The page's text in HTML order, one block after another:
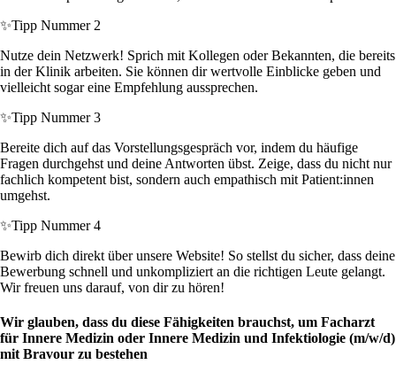
✨Tipp Nummer 2
Nutze dein Netzwerk! Sprich mit Kollegen oder Bekannten, die bereits
in der Klinik arbeiten. Sie können dir wertvolle Einblicke geben und
vielleicht sogar eine Empfehlung aussprechen.
✨Tipp Nummer 3
Bereite dich auf das Vorstellungsgespräch vor, indem du häufige
Fragen durchgehst und deine Antworten übst. Zeige, dass du nicht nur
fachlich kompetent bist, sondern auch empathisch mit Patient:innen
umgehst.
✨Tipp Nummer 4
Bewirb dich direkt über unsere Website! So stellst du sicher, dass deine
Bewerbung schnell und unkompliziert an die richtigen Leute gelangt.
Wir freuen uns darauf, von dir zu hören!
Wir glauben, dass du diese Fähigkeiten brauchst, um Facharzt
für Innere Medizin oder Innere Medizin und Infektiologie (m/w/d)
mit Bravour zu bestehen